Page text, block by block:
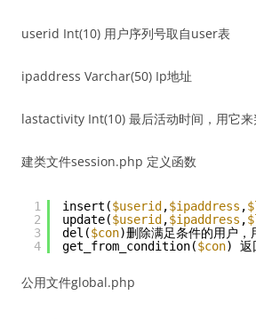
userid Int(10) 用户序列号取自user表
ipaddress Varchar(50) Ip地址
lastactivity Int(10) 最后活动时间，用它
建类文件session.php 定义函数
1
2
3
4
insert($userid ,$ipaddress ,
update($userid ,$ipaddress ,
del($con)删除满足条件的用户，
get_from_condition($con) 返
公用文件global.php